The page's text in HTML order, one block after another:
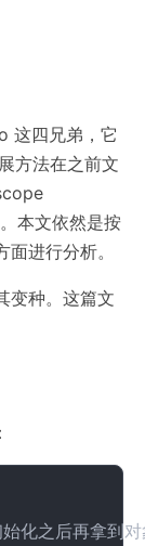
这四兄弟，它
方法在之前文
本文依然是按
进行分析。
变种。这篇文
化之后再拿到